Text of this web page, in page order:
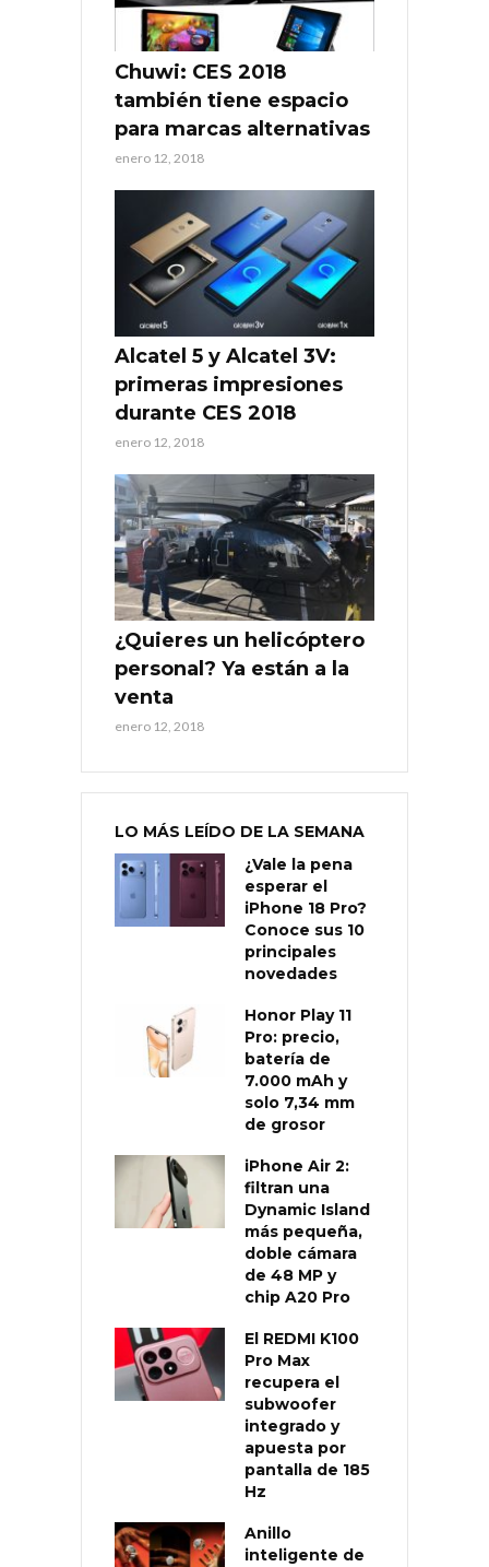
Chuwi: CES 2018
también tiene espacio
para marcas alternativas
enero 12, 2018
Alcatel 5 y Alcatel 3V:
primeras impresiones
durante CES 2018
enero 12, 2018
¿Quieres un helicóptero
personal? Ya están a la
venta
enero 12, 2018
LO MÁS LEÍDO DE LA SEMANA
¿Vale la pena
esperar el
iPhone 18 Pro?
Conoce sus 10
principales
novedades
Honor Play 11
Pro: precio,
batería de
7.000 mAh y
solo 7,34 mm
de grosor
iPhone Air 2:
filtran una
Dynamic Island
más pequeña,
doble cámara
de 48 MP y
chip A20 Pro
El REDMI K100
Pro Max
recupera el
subwoofer
integrado y
apuesta por
pantalla de 185
Hz
Anillo
inteligente de